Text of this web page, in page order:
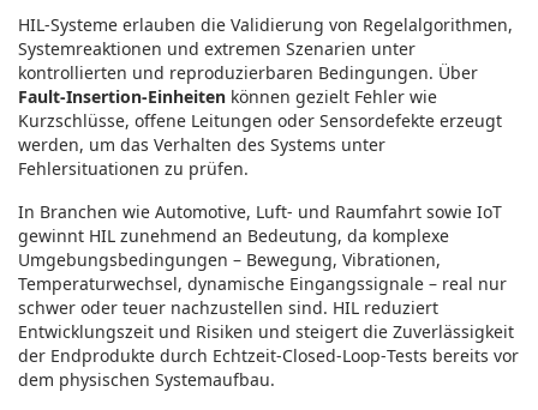
HIL‑Systeme erlauben die Validierung von Regelalgorithmen,
Systemreaktionen und extremen Szenarien unter
kontrollierten und reproduzierbaren Bedingungen. Über
Fault‑Insertion‑Einheiten können gezielt Fehler wie
Kurzschlüsse, offene Leitungen oder Sensordefekte erzeugt
werden, um das Verhalten des Systems unter
Fehlersituationen zu prüfen.
In Branchen wie Automotive, Luft‑ und Raumfahrt sowie IoT
gewinnt HIL zunehmend an Bedeutung, da komplexe
Umgebungsbedingungen – Bewegung, Vibrationen,
Temperaturwechsel, dynamische Eingangssignale – real nur
schwer oder teuer nachzustellen sind. HIL reduziert
Entwicklungszeit und Risiken und steigert die Zuverlässigkeit
der Endprodukte durch Echtzeit‑Closed‑Loop‑Tests bereits vor
dem physischen Systemaufbau.